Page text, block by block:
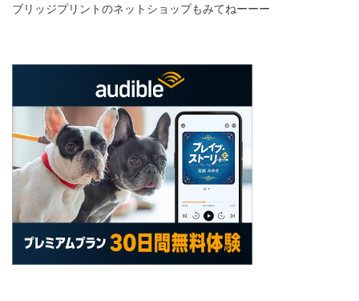
ブリッジプリントのネットショップもみてねーーー